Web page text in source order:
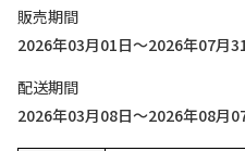
販売期間
2026年03月01日～2026年07月
配送期間
2026年03月08日～2026年08月